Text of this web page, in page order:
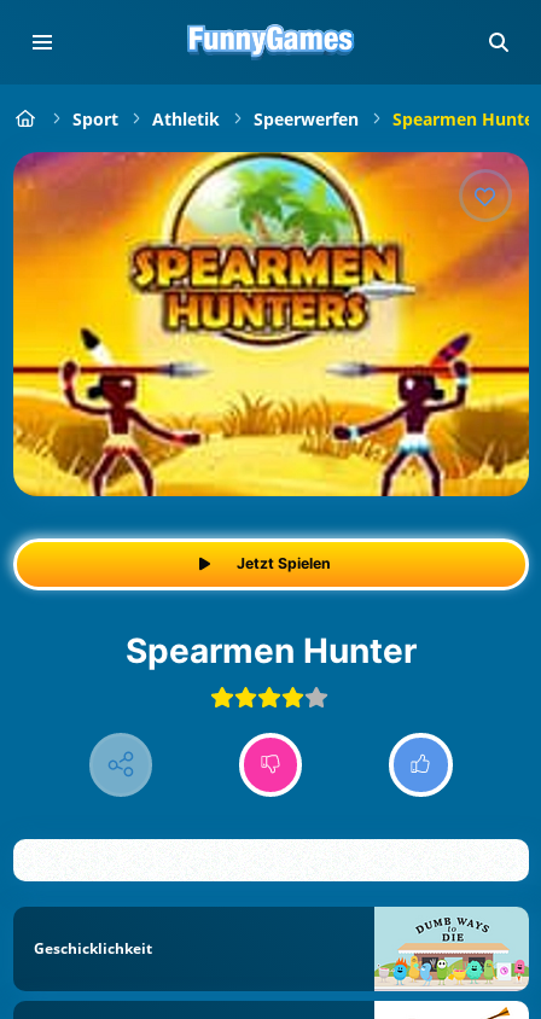
Sport Athletik Speerwerfen Spearmen Hunter
Jetzt Spielen
Spearmen Hunter
Geschicklichkeit